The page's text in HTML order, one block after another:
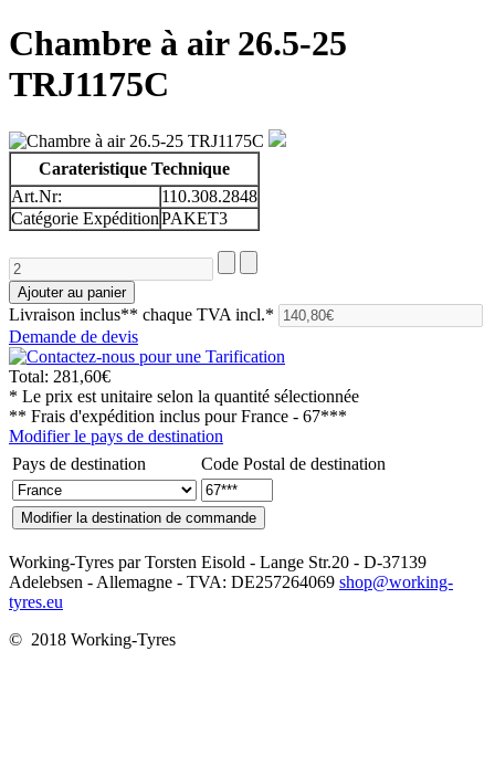
Chambre à air 26.5-25
TRJ1175C
Carateristique Technique
Art.Nr:
110.308.2848
Catégorie ExpéditionPAKET3
Livraison inclus** chaque TVA incl.*
Demande de devis
Total: 281,60€
* Le prix est unitaire selon la quantité sélectionnée
** Frais d'expédition inclus pourFrance - 67***
Modifier le pays de destination
Pays de destination
Code Postal de destination
Working-Tyres par Torsten Eisold - Lange Str.20 - D-37139
Adelebsen - Allemagne - TVA: DE257264069 shop@working-
tyres.eu
© 2018 Working-Tyres